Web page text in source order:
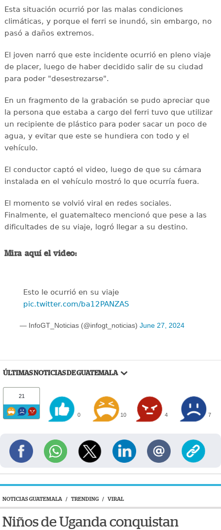
Esta situación ocurrió por las malas condiciones
climáticas, y porque el ferri se inundó, sin embargo, no
pasó a daños extremos.
El joven narró que este incidente ocurrió en pleno viaje
de placer, luego de haber decidido salir de su ciudad
para poder "desestrezarse".
En un fragmento de la grabación se pudo apreciar que
la persona que estaba a cargo del ferri tuvo que utilizar
un recipiente de plástico para poder sacar un poco de
agua, y evitar que este se hundiera con todo y el
vehículo.
El conductor captó el video, luego de que su cámara
instalada en el vehículo mostró lo que ocurría fuera.
El momento se volvió viral en redes sociales.
Finalmente, el guatemalteco mencionó que pese a las
dificultades de su viaje, logró llegar a su destino.
Mira aquí el video:
Esto le ocurrió en su viaje
pic.twitter.com/ba12PANZAS
— InfoGT_Noticias (@infogt_noticias) June 27, 2024
ÚLTIMAS NOTICIAS DE GUATEMALA
21
0 10 4 7
NOTICIAS GUATEMALA / TRENDING / VIRAL
Niños de Uganda conquistan